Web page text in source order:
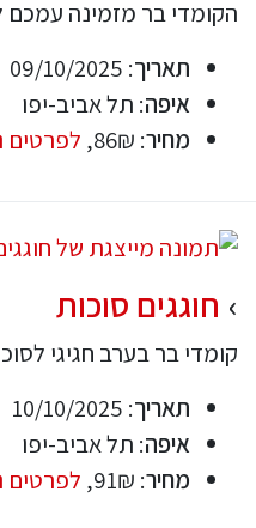
הקומדי בר מזמינה
תאריך: 09/10/2025
איפה: תל אביב-יפו
מחיר: 86₪, לפרטים
חוגגים סוכות
קומדי בר בערב חגיגי
תאריך: 10/10/2025
איפה: תל אביב-יפו
מחיר: 91₪, לפרטים